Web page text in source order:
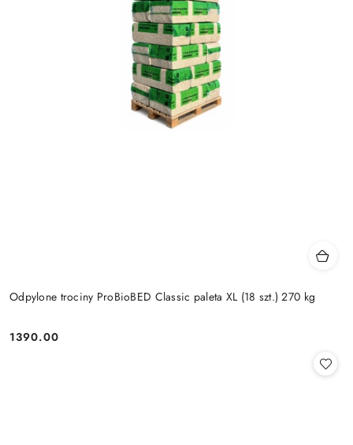
Odpylone trociny ProBioBED Classic paleta XL (18 szt.) 270 kg
Cena:
1390.00